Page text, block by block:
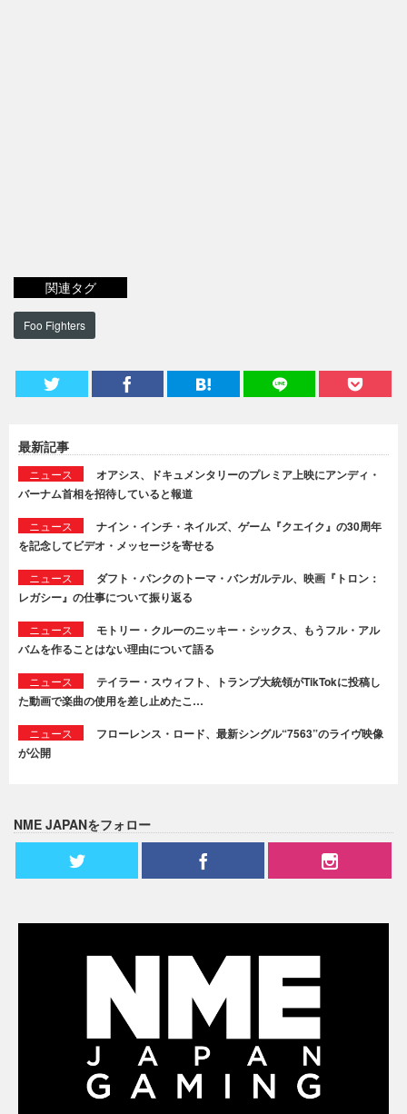
関連タグ
Foo Fighters
最新記事
ニュース
オアシス、ドキュメンタリーのプレミア上映にアンディ・
バーナム首相を招待していると報道
ニュース
ナイン・インチ・ネイルズ、ゲーム『クエイク』の30周年
を記念してビデオ・メッセージを寄せる
ニュース
ダフト・パンクのトーマ・バンガルテル、映画『トロン：
レガシー』の仕事について振り返る
ニュース
モトリー・クルーのニッキー・シックス、もうフル・アル
バムを作ることはない理由について語る
ニュース
テイラー・スウィフト、トランプ大統領がTikTokに投稿し
た動画で楽曲の使用を差し止めたこ…
ニュース
フローレンス・ロード、最新シングル“7563”のライヴ映像
が公開
NME JAPANをフォロー